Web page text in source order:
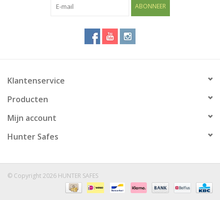
ABONNEER
Klantenservice
Producten
Mijn account
Hunter Safes
© Copyright 2026 HUNTER SAFES